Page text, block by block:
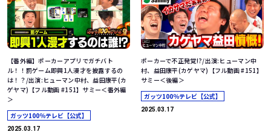
【番外編】ポーカーアプリでガチバト
ル！！罰ゲーム即興1人漫才を披露するの
は！？/出演:ヒューマン中村、益田康平(カ
ゲヤマ)【フル動画 #151】サミー＜番外編
＞
ガッツ100％テレビ【公式】
2025.03.17
ポーカーで不正発覚!?/出演:ヒューマン中
村、益田康平(カゲヤマ)【フル動画 #151】
サミー＜後編＞
ガッツ100％テレビ【公式】
2025.03.17